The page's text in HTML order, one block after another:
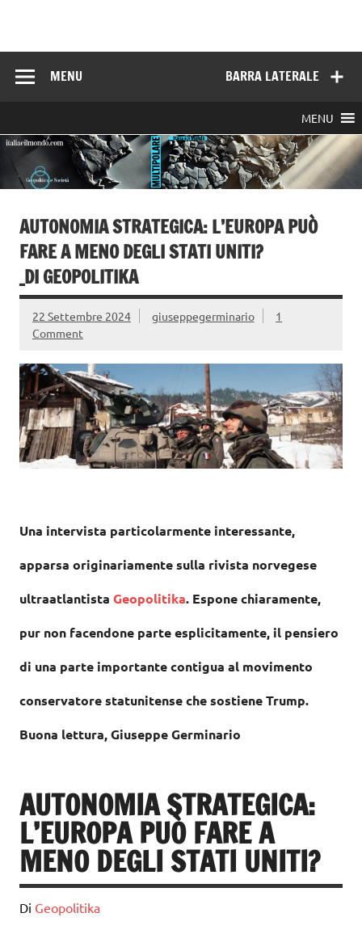
BARRA LATERALE
MENU
MENU
AUTONOMIA STRATEGICA: L’EUROPA PUÒ
FARE A MENO DEGLI STATI UNITI?
_DI GEOPOLITIKA
22 Settembre 2024 giuseppegerminario
1
Comment
Una intervista particolarmente interessante,
apparsa originariamente sulla rivista norvegese
ultraatlantista Geopolitika. Espone chiaramente,
pur non facendone parte esplicitamente, il pensiero
di una parte importante contigua al movimento
conservatore statunitense che sostiene Trump.
Buona lettura, Giuseppe Germinario
AUTONOMIA STRATEGICA:
L’EUROPA PUÒ FARE A
MENO DEGLI STATI UNITI?
Di Geopolitika